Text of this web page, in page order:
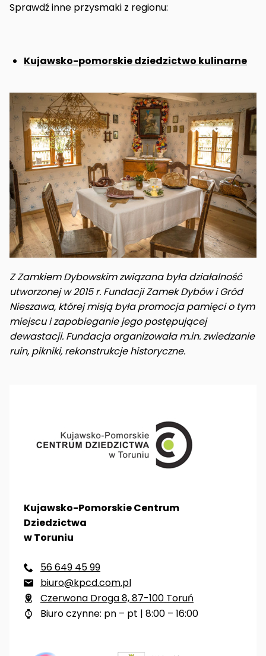
Sprawdź inne przysmaki z regionu:
Kujawsko-pomorskie dziedzictwo kulinarne
Z Zamkiem Dybowskim związana była działalność
utworzonej w 2015 r. Fundacji Zamek Dybów i Gród
Nieszawa, której misją była promocja pamięci o tym
miejscu i zapobieganie jego postępującej
dewastacji. Fundacja organizowała m.in. zwiedzanie
ruin, pikniki, rekonstrukcje historyczne.
Kujawsko-Pomorskie Centrum
Dziedzictwa
w Toruniu
 56 649 45 99
 biuro@kpcd.com.pl
 Czerwona Droga 8, 87-100 Toruń
 Biuro czynne: pn – pt | 8:00 – 16:00